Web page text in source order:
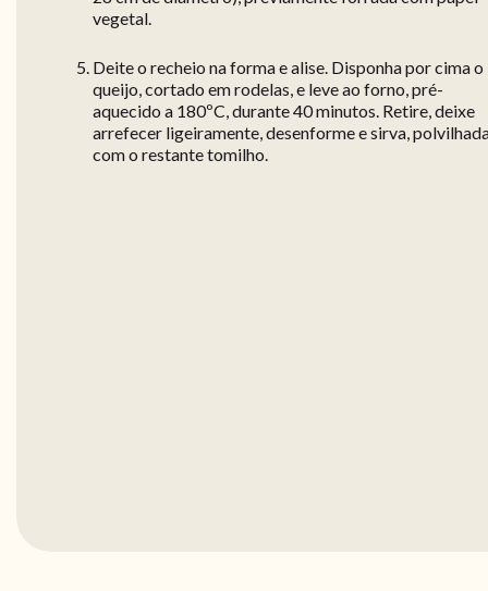
vegetal.
Deite o recheio na forma e alise. Disponha por cima o
queijo, cortado em rodelas, e leve ao forno, pré-
aquecido a 180ºC, durante 40 minutos. Retire, deixe
arrefecer ligeiramente, desenforme e sirva,
com o restante tomilho.